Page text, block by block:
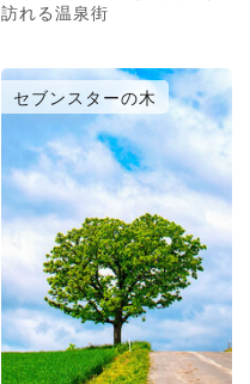
訪れる温泉街
セブンスターの木